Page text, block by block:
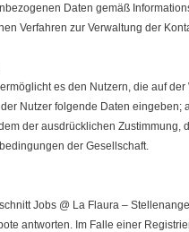
Daten gemäß
Verfahren zur Verwaltung der
es den Nutzern, die auf
Nutzer folgende Daten eingeben;
der ausdrücklichen Zustimmung,
der Gesellschaft.
Jobs @ La Flaura –
antworten. Im Falle einer